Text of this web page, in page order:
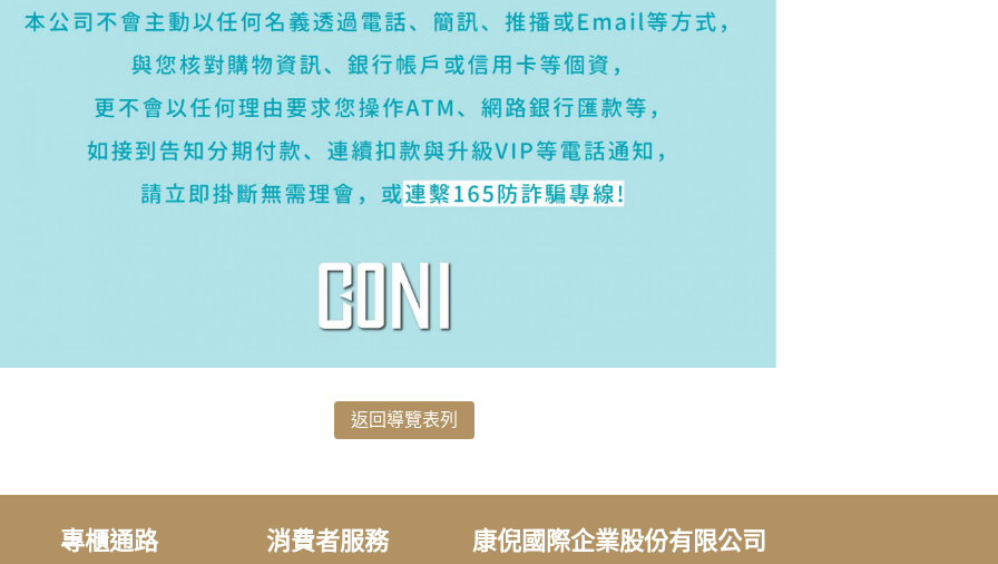
返回導覽表列
專櫃通路 消費者服務 康倪國際企業股份有限公司